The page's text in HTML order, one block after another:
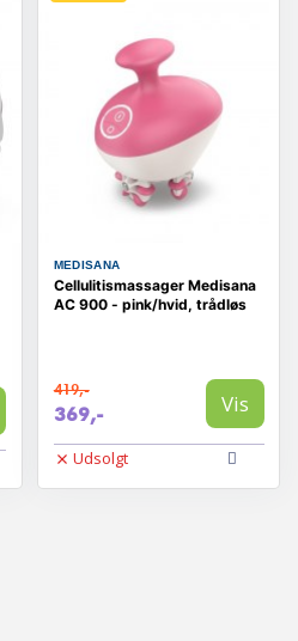
MEDISANA
Cellulitismassager Medisana
AC 900 - pink/hvid, trådløs
419,-
369,- Vis
Udsolgt